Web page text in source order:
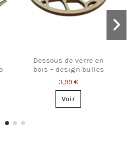
Dessous de verre en
bois – design bulles
organiques
3,99 €
Voir